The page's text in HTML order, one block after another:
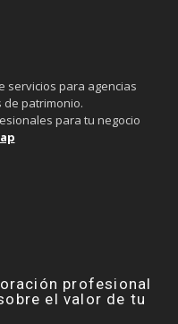
servicios para agencias
patrimonio.
para tu negocio
profesional
el valor de tu